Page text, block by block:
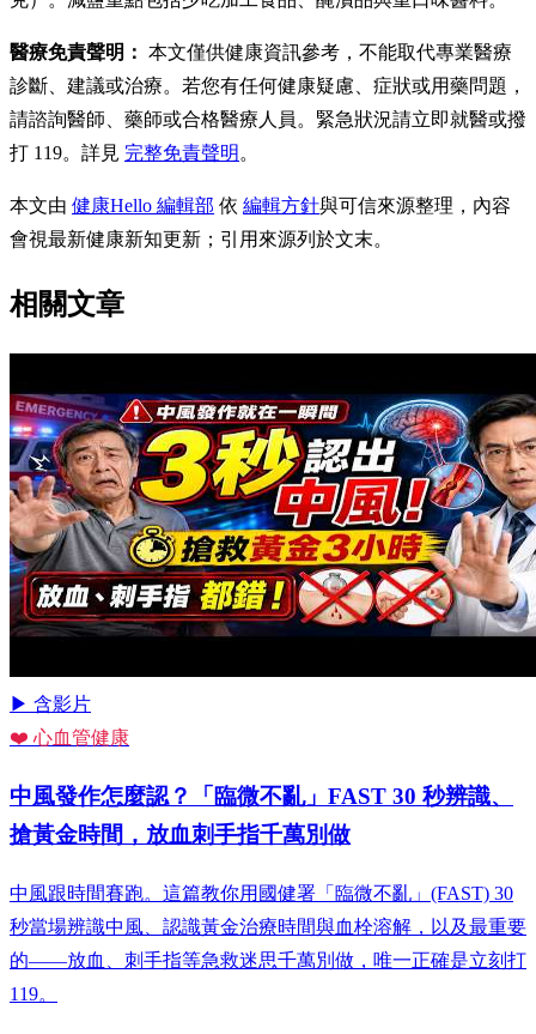
醫療免責聲明： 本文僅供健康資訊參考，不能取代專業醫療
診斷、建議或治療。若您有任何健康疑慮、症狀或用藥問題，
請諮詢醫師、藥師或合格醫療人員。緊急狀況請立即就醫或撥
打 119。詳見 完整免責聲明 。
本文由 健康Hello 編輯部 依 編輯方針與可信來源整理，內容
會視最新健康新知更新；引用來源列於文末。
相關文章
▶ 含影片
❤️ 心血管健康
中風發作怎麼認？「臨微不亂」FAST 30 秒辨識、
搶黃金時間，放血刺手指千萬別做
中風跟時間賽跑。這篇教你用國健署「臨微不亂」(FAST) 30
秒當場辨識中風、認識黃金治療時間與血栓溶解，以及最重要
的——放血、刺手指等急救迷思千萬別做，唯一正確是立刻打
119。